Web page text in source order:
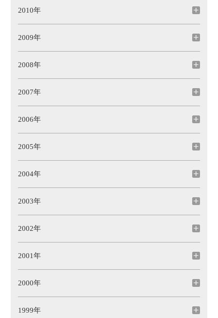
2010年
2009年
2008年
2007年
2006年
2005年
2004年
2003年
2002年
2001年
2000年
1999年